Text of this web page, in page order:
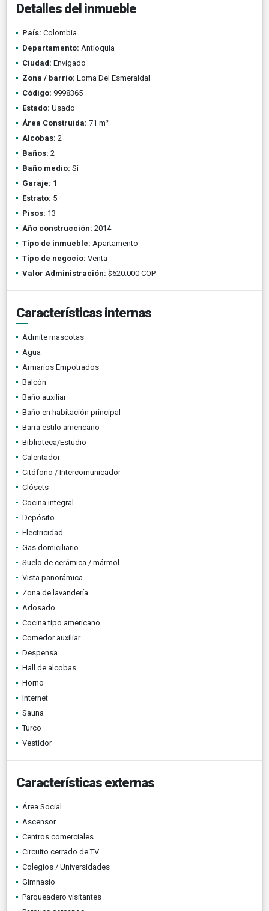
Detalles del inmueble
País: Colombia
Departamento: Antioquia
Ciudad: Envigado
Zona / barrio: Loma Del Esmeraldal
Código: 9998365
Estado: Usado
Área Construida: 71 m²
Alcobas: 2
Baños: 2
Baño medio: Si
Garaje: 1
Estrato: 5
Pisos: 13
Año construcción: 2014
Tipo de inmueble: Apartamento
Tipo de negocio: Venta
Valor Administración: $620.000 COP
Características internas
Admite mascotas
Agua
Armarios Empotrados
Balcón
Baño auxiliar
Baño en habitación principal
Barra estilo americano
Biblioteca/Estudio
Calentador
Citófono / Intercomunicador
Clósets
Cocina integral
Depósito
Electricidad
Gas domiciliario
Suelo de cerámica / mármol
Vista panorámica
Zona de lavandería
Adosado
Cocina tipo americano
Comedor auxiliar
Despensa
Hall de alcobas
Horno
Internet
Sauna
Turco
Vestidor
Características externas
Área Social
Ascensor
Centros comerciales
Circuito cerrado de TV
Colegios / Universidades
Gimnasio
Parqueadero visitantes